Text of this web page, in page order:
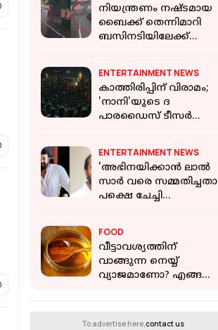
നിയന്ത്രണം നഷ്ടമായ
ബൈക്ക് തെന്നിമാറി
ബസിനടിയിലേക്ക്
ENTERTAINMENT NEWS
കാത്തിരിപ്പിന് വിരാമം;
'നാനി'യുടെ ദ
പാരഡൈസ് ടീസര്‍
ENTERTAINMENT NEWS
'അഭിനയിക്കാന്‍ ലാല്‍
സാര്‍ വരെ സമ്മതിച്ചതാ
പക്ഷെ ചേച്ചി
FOOD
വീട്ടാവശ്യത്തിന്
വാങ്ങുന്ന നെയ്യ്
വ്യാജമാണോ? എങ്ങനെ
To advertise here,contact us